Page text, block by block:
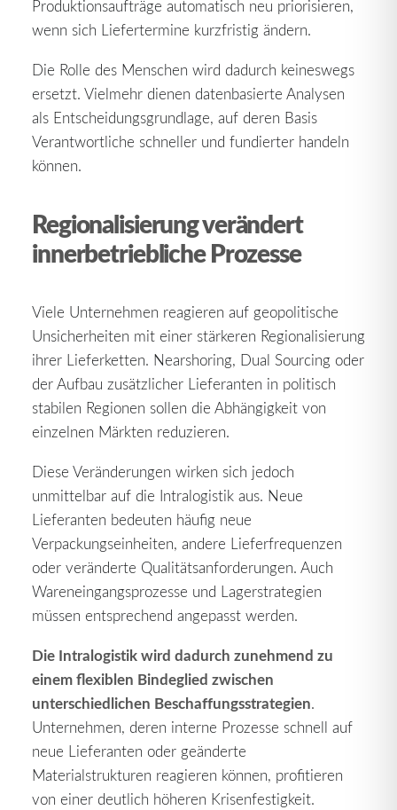
Produktionsaufträge automatisch neu priorisieren,
wenn sich Liefertermine kurzfristig ändern.
Die Rolle des Menschen wird dadurch keineswegs
ersetzt. Vielmehr dienen datenbasierte Analysen
als Entscheidungsgrundlage, auf deren Basis
Verantwortliche schneller und fundierter handeln
können.
Regionalisierung verändert
innerbetriebliche Prozesse
Viele Unternehmen reagieren auf geopolitische
Unsicherheiten mit einer stärkeren Regionalisierung
ihrer Lieferketten. Nearshoring, Dual Sourcing oder
der Aufbau zusätzlicher Lieferanten in politisch
stabilen Regionen sollen die Abhängigkeit von
einzelnen Märkten reduzieren.
Diese Veränderungen wirken sich jedoch
unmittelbar auf die Intralogistik aus. Neue
Lieferanten bedeuten häufig neue
Verpackungseinheiten, andere Lieferfrequenzen
oder veränderte Qualitätsanforderungen. Auch
Wareneingangsprozesse und Lagerstrategien
müssen entsprechend angepasst werden.
Die Intralogistik wird dadurch zunehmend zu
einem flexiblen Bindeglied zwischen
unterschiedlichen Beschaffungsstrategien.
Unternehmen, deren interne Prozesse schnell auf
neue Lieferanten oder geänderte
Materialstrukturen reagieren können, profitieren
von einer deutlich höheren Krisenfestigkeit.